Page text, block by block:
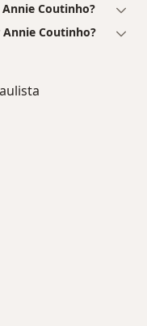
Coutinho?
Coutinho?